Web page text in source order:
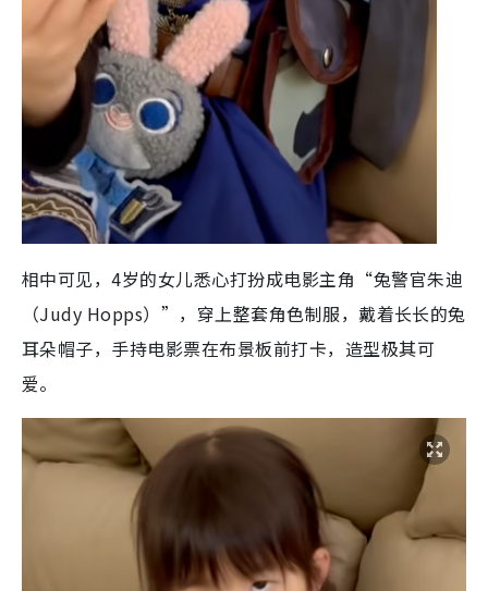
相中可见，4岁的女儿悉心打扮成电影主角“兔警官朱迪
（Judy Hopps）”，穿上整套角色制服，戴着长长的兔
耳朵帽子，手持电影票在布景板前打卡，造型极其可
爱。